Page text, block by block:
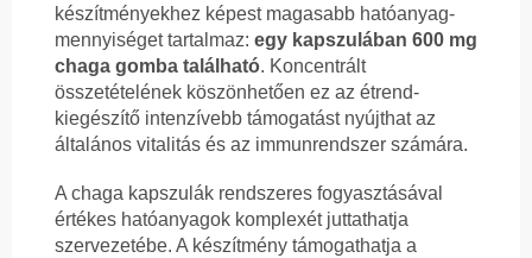
készítményekhez képest magasabb hatóanyag-
mennyiséget tartalmaz: egy kapszulában 600 mg
chaga gomba található. Koncentrált
összetételének köszönhetően ez az étrend-
kiegészítő intenzívebb támogatást nyújthat az
általános vitalitás és az immunrendszer számára.
A chaga kapszulák rendszeres fogyasztásával
értékes hatóanyagok komplexét juttathatja
szervezetébe. A készítmény támogathatja a